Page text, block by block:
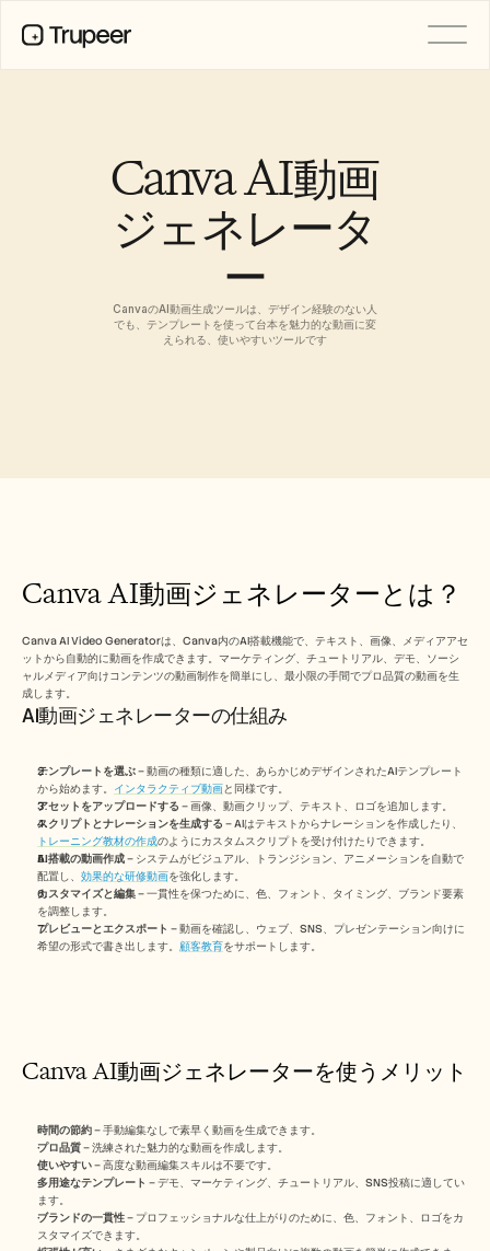
Canva AI動画
ジェネレータ
ー
CanvaのAI動画生成ツールは、デザイン経験のない人
でも、テンプレートを使って台本を魅力的な動画に変
えられる、使いやすいツールです
Canva AI動画ジェネレーターとは？
Canva AI Video Generatorは、Canva内のAI搭載機能で、テキスト、画像、メディアアセ
ットから自動的に動画を作成できます。マーケティング、チュートリアル、デモ、ソーシ
ャルメディア向けコンテンツの動画制作を簡単にし、最小限の手間でプロ品質の動画を生
成します。
AI動画ジェネレーターの仕組み
テンプレートを選ぶ – 動画の種類に適した、あらかじめデザインされたAIテンプレート
から始めます。 インタラクティブ動画と同様です。
アセットをアップロードする – 画像、動画クリップ、テキスト、ロゴを追加します。
スクリプトとナレーションを生成する – AIはテキストからナレーションを作成したり、
トレーニング教材の作成のようにカスタムスクリプトを受け付けたりできます。
AI搭載の動画作成 – システムがビジュアル、トランジション、アニメーションを自動で
配置し、 効果的な研修動画を強化します。
カスタマイズと編集 – 一貫性を保つために、色、フォント、タイミング、ブランド要素
を調整します。
プレビューとエクスポート – 動画を確認し、ウェブ、SNS、プレゼンテーション向けに
希望の形式で書き出します。 顧客教育をサポートします。
Canva AI動画ジェネレーターを使うメリット
時間の節約 – 手動編集なしで素早く動画を生成できます。
プロ品質 – 洗練された魅力的な動画を作成します。
使いやすい – 高度な動画編集スキルは不要です。
多用途なテンプレート – デモ、マーケティング、チュートリアル、SNS投稿に適してい
ます。
ブランドの一貫性 – プロフェッショナルな仕上がりのために、色、フォント、ロゴをカ
スタマイズできます。
お客様の事例
ヘルプセンター
料金
ナレッジベース
変更管理
プリセールス
プロダクトマーケティング
カスタマーサクセス
トレーニング
See more